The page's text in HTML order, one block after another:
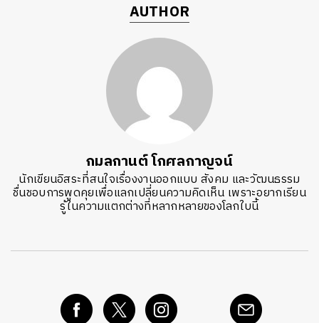
AUTHOR
กมลกานต์ โกศลกาญจน์
นักเขียนอิสระที่สนใจเรื่องงานออกแบบ สังคม และวัฒนธรรม
ชื่นชอบการพูดคุยเพื่อแลกเปลี่ยนความคิดเห็น เพราะอยากเรียน
รู้ในความแตกต่างที่หลากหลายของโลกใบนี้